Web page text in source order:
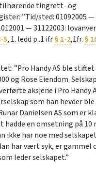
tingrett- og
”Tid/sted: 01092005 —
— 31122003:
5, 1. ledd p .1 ifr§ 1-2,1fr. §
”Pro Handy AS ble stiftet
og Rose Eiendom.
aksjene i Pro Handy
som han hevder
Danielsen AS som er
hadde en omsetning på 10
ikke har noe med
har vært syk, er gammel
leder selskapet.”